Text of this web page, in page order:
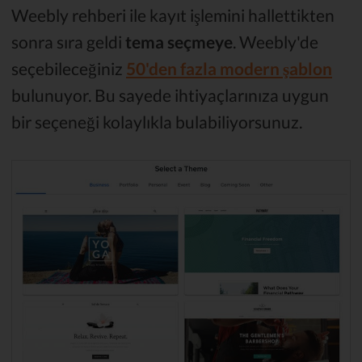
Weebly rehberi ile kayıt işlemini hallettikten
sonra sıra geldi tema seçmeye . Weebly'de
seçebileceğiniz 50'den fazla modern şablon
bulunuyor. Bu sayede ihtiyaçlarınıza uygun
bir seçeneği kolaylıkla bulabiliyorsunuz.